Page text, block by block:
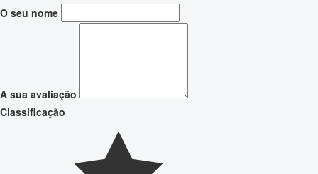
O seu nome
A sua avaliação
Classificação